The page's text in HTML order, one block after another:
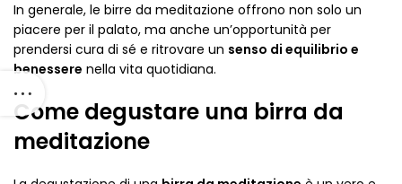
In generale, le birre da meditazione offrono non solo un
piacere per il palato, ma anche un’opportunità per
prendersi cura di sé e ritrovare un senso di equilibrio e
benessere nella vita quotidiana.
Come degustare una birra da
meditazione